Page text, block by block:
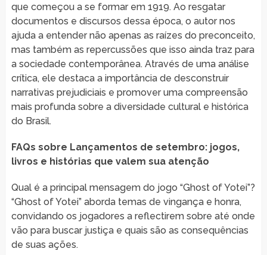
que começou a se formar em 1919. Ao resgatar
documentos e discursos dessa época, o autor nos
ajuda a entender não apenas as raízes do preconceito,
mas também as repercussões que isso ainda traz para
a sociedade contemporânea. Através de uma análise
crítica, ele destaca a importância de desconstruir
narrativas prejudiciais e promover uma compreensão
mais profunda sobre a diversidade cultural e histórica
do Brasil.
FAQs sobre Lançamentos de setembro: jogos,
livros e histórias que valem sua atenção
Qual é a principal mensagem do jogo “Ghost of Yotei”?
“Ghost of Yotei” aborda temas de vingança e honra,
convidando os jogadores a reflectirem sobre até onde
vão para buscar justiça e quais são as consequências
de suas ações.